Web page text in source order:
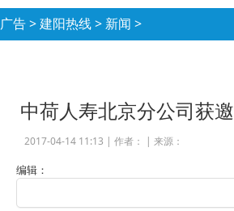
广告>建阳热线> 新闻 >
中荷人寿北京分公司获
2017-04-14 11:13 | 作者： | 来源：
编辑：